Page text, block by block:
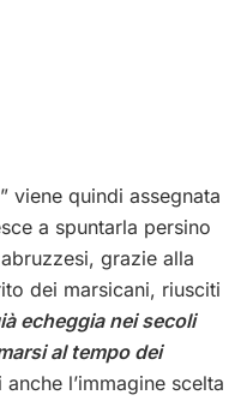
viene quindi assegnata
a spuntarla persino
grazie alla
dei marsicani, riusciti
echeggia nei secoli
al tempo dei
l’immagine scelta